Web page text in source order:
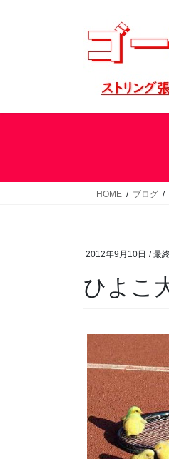
ス
ン
HOME ブログ
2012年9月10日 / 最
ひよこ